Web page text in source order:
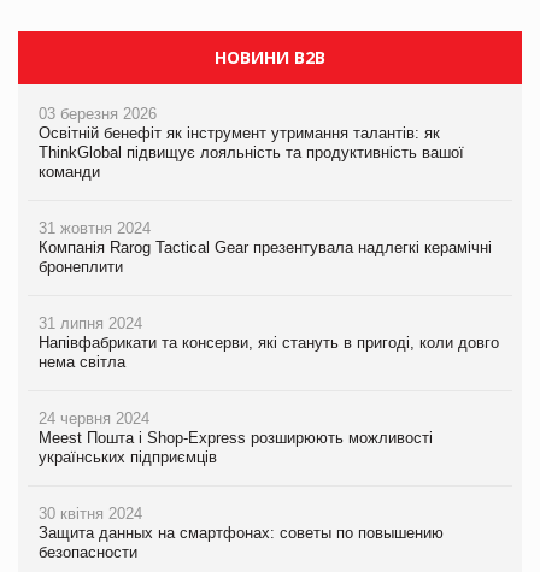
НОВИНИ B2B
03 березня 2026
Освітній бенефіт як інструмент утримання талантів: як
ThinkGlobal підвищує лояльність та продуктивність вашої
команди
31 жовтня 2024
Компанія Rarog Tactical Gear презентувала надлегкі керамічні
бронеплити
31 липня 2024
Напівфабрикати та консерви, які стануть в пригоді, коли довго
нема світла
24 червня 2024
Meest Пошта і Shop-Express розширюють можливості
українських підприємців
30 квітня 2024
Защита данных на смартфонах: советы по повышению
безопасности